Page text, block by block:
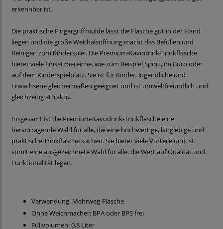
erkennbar ist.
Die praktische Fingergriffmulde lässt die Flasche gut in der Hand
liegen und die große Weithalsöffnung macht das Befüllen und
Reinigen zum Kinderspiel. Die Premium-Kavodrink-Trinkflasche
bietet viele Einsatzbereiche, wie zum Beispiel Sport, im Büro oder
auf dem Kinderspielplatz. Sie ist für Kinder, Jugendliche und
Erwachsene gleichermaßen geeignet und ist umweltfreundlich und
gleichzeitig attraktiv.
Insgesamt ist die Premium-Kavodrink-Trinkflasche eine
hervorragende Wahl für alle, die eine hochwertige, langlebige und
praktische Trinkflasche suchen. Sie bietet viele Vorteile und ist
somit eine ausgezeichnete Wahl für alle, die Wert auf Qualität und
Funktionalität legen.
Verwendung: Mehrweg-Flasche
Ohne Weichmacher: BPA oder BPS frei
Füllvolumen: 0,8 Liter